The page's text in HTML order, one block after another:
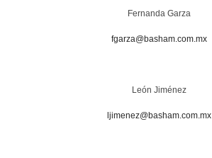
Fernanda Garza
fgarza@basham.com.mx
León Jiménez
ljimenez@basham.com.mx